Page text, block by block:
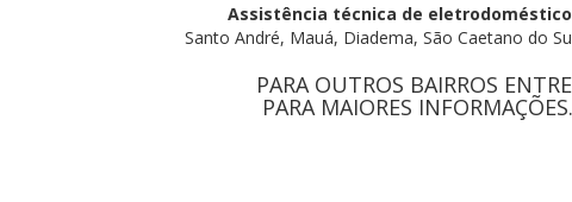
Assistência técnica de
Santo André, Mauá, Diadema, São Caetano do
PARA OUTROS BAIRROS
PARA MAIORES INFORMAÇÕES.